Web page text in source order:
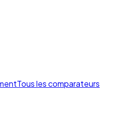
Tous les comparateurs